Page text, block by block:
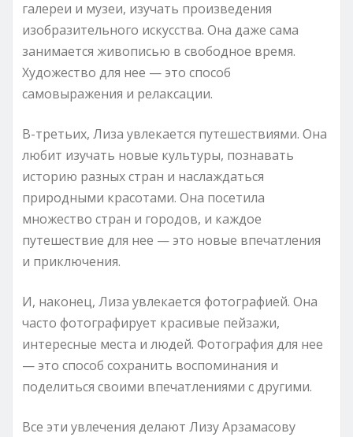
галереи и музеи, изучать произведения
изобразительного искусства. Она даже сама
занимается живописью в свободное время.
Художество для нее — это способ
самовыражения и релаксации.
В-третьих, Лиза увлекается путешествиями. Она
любит изучать новые культуры, познавать
историю разных стран и наслаждаться
природными красотами. Она посетила
множество стран и городов, и каждое
путешествие для нее — это новые впечатления
и приключения.
И, наконец, Лиза увлекается фотографией. Она
часто фотографирует красивые пейзажи,
интересные места и людей. Фотография для нее
— это способ сохранить воспоминания и
поделиться своими впечатлениями с другими.
Все эти увлечения делают Лизу Арзамасову